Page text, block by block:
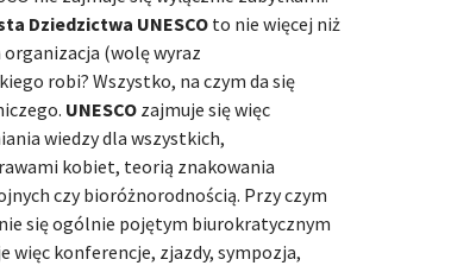
Dziedzictwa UNESCOto nie więcej niż
(wolę wyraz
robi? Wszystko, na czym da się
UNESCO zajmuje się więc
wiedzy dla wszystkich,
kobiet, teorią znakowania
czy bioróżnorodnością. Przy czym
się ogólnie pojętym biurokratycznym
więc konferencje, zjazdy, sympozja,